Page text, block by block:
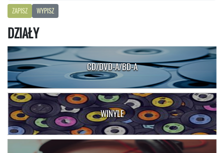
ZAPISZ WYPISZ
DZIAŁY
CD/DVD-A/BD-A
WINYLE